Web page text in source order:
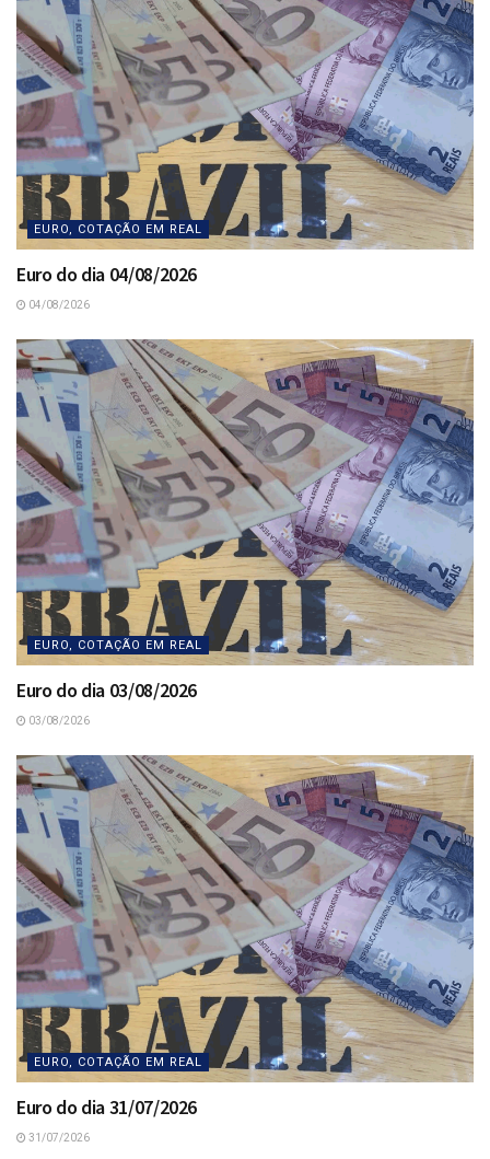
EURO, COTAÇÃO EM REAL
Euro do dia 04/08/2026
04/08/2026
EURO, COTAÇÃO EM REAL
Euro do dia 03/08/2026
03/08/2026
EURO, COTAÇÃO EM REAL
Euro do dia 31/07/2026
31/07/2026